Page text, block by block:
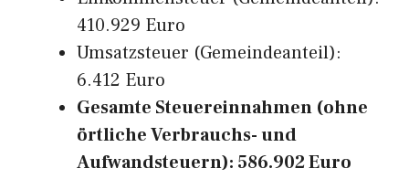
410.929 Euro
Umsatzsteuer (Gemeindeanteil):
6.412 Euro
Gesamte Steuereinnahmen (ohne
örtliche Verbrauchs- und
Aufwandsteuern): 586.902 Euro